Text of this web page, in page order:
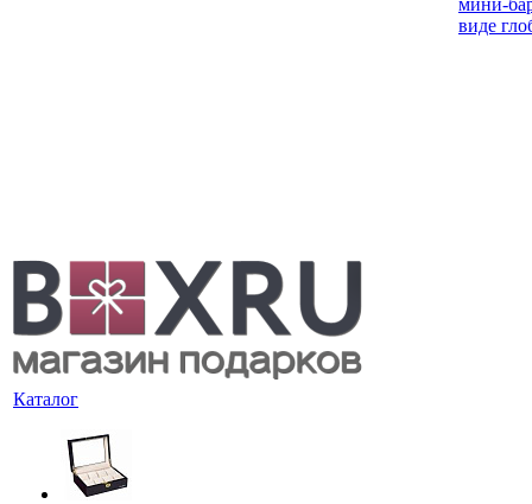
мини-
виде
Каталог